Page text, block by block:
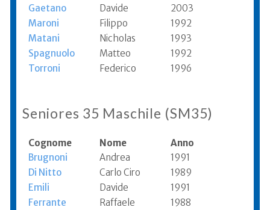
Gaetano
Davide
2003
Maroni
Filippo
1992
Matani
Nicholas
1993
Spagnuolo
Matteo
1992
Torroni
Federico 1996
Seniores 35 Maschile (SM35)
Cognome Nome
Anno
Brugnoni
Andrea
1991
Di Nitto
Carlo Ciro
1989
Emili
Davide
1991
Ferrante
Raffaele 1988